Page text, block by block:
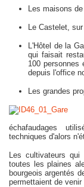
Les maisons
Le Castelet,
L'Hôtel de la
qui faisait
100 personnes
depuis l'office
Les grandes
échafaudages
techniques d'alors
Les cultivateurs qui
toutes les plaines
bourgeois argentés
permettaient de